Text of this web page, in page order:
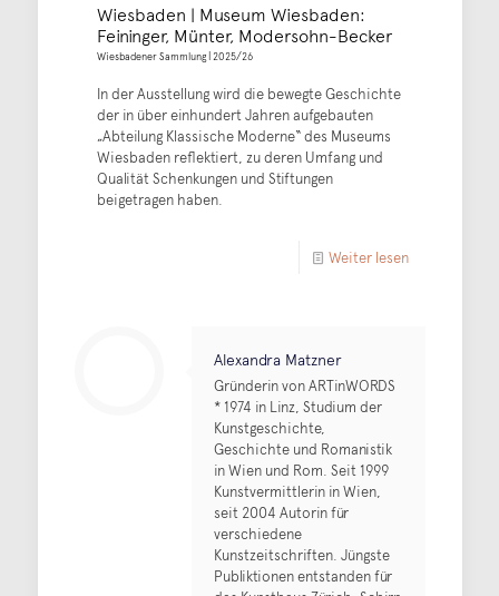
Wiesbaden | Museum Wiesbaden:
Feininger, Münter, Modersohn-Becker
Wiesbadener Sammlung | 2025/26
In der Ausstellung wird die bewegte Geschichte
der in über einhundert Jahren aufgebauten
„Abteilung Klassische Moderne“ des Museums
Wiesbaden reflektiert, zu deren Umfang und
Qualität Schenkungen und Stiftungen
beigetragen haben.
Weiter lesen
Alexandra Matzner
Gründerin von ARTinWORDS
* 1974 in Linz, Studium der
Kunstgeschichte,
Geschichte und Romanistik
in Wien und Rom. Seit 1999
Kunstvermittlerin in Wien,
seit 2004 Autorin für
verschiedene
Kunstzeitschriften. Jüngste
Publiktionen entstanden für